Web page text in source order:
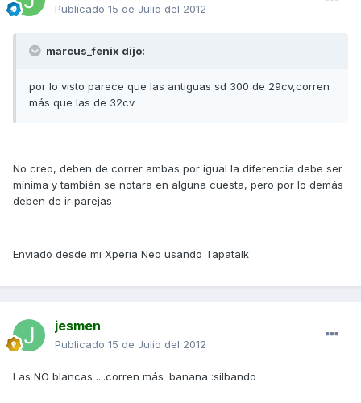
Publicado 15 de Julio del 2012
marcus_fenix dijo:
por lo visto parece que las antiguas sd 300 de 29cv,corren
más que las de 32cv
No creo, deben de correr ambas por igual la diferencia debe ser
mínima y también se notara en alguna cuesta, pero por lo demás
deben de ir parejas
Enviado desde mi Xperia Neo usando Tapatalk
jesmen
Publicado 15 de Julio del 2012
Las NO blancas ....corren más :banana :silbando